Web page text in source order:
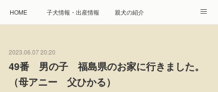
HOME 子犬情報・出産情報 親犬の紹介
遺伝疾患への取り組み Instagram アクセス
プレジール親睦会 特定商取引に基づく表記
2023.06.07 20:20
49番 男の子 福島県のお家に行きました。
（母アニー 父ひかる）